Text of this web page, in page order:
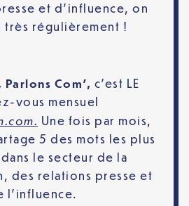
et d’influence, on
très régulièrement !
Com’, c’est LE
vous mensuel
Une fois par mois,
5 des mots les plus
le secteur de la
des relations presse et
l’influence.